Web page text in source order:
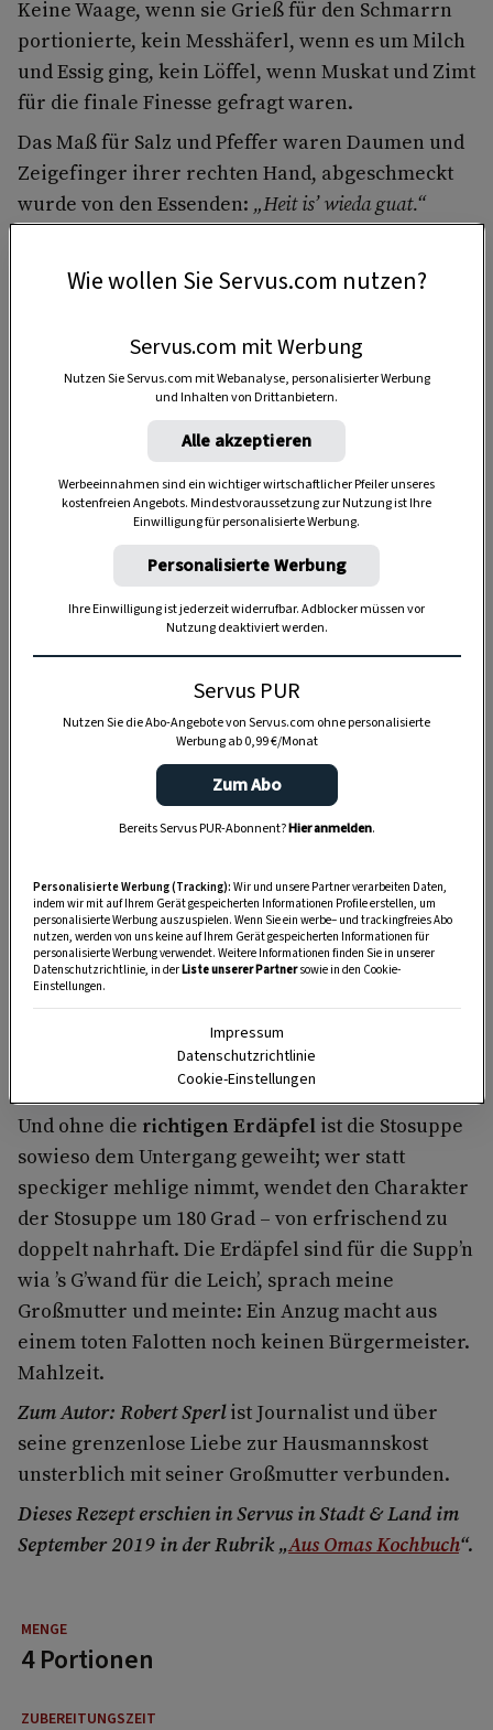
Keine Waage, wenn sie Grieß für den Schmarrn
portionierte, kein Messhäferl, wenn es um Milch
und Essig ging, kein Löffel, wenn Muskat und Zimt
für die finale Finesse gefragt waren.
Das Maß für Salz und Pfeffer waren Daumen und
Zeigefinger ihrer rechten Hand, abgeschmeckt
wurde von den Essenden: „Heit is’ wieda guat.“
Die Stosuppe: so einfach wie schwierig
Um was mitzukriegen, hieß es: Augen auf wie ein
Haftlmacher. Und weil ichGroßmutters
besonders mochte – in die konnte ich
mich eingraben –, habe ich besonders
aufgepasst, damit sie das Rezept nicht mit in den
Himmel nimmt.
Die Basis besteht aus gefühltenzwei Teilen
Wasser und einem Teil echter Rindsuppe
Dazu ein Schwung Kümmel und das Ganze
Wasser, Mehl (griffig),
rühren. Grad so viel, dass alles noch von
selber ins kochende Suppenwasser flutscht.
Mit einem Spiralbesen derart einrühren, dass
Salz, Pfeffer undsüßem Rahm abschmecken
fertig.
Meine Großmutter kontrolliert von oben: Ab und
zu gelingt mir die Suppe. Wenn nicht, darf
gejammert werden. Die saure Milch nicht auf der
Fensterbank sauer geworden. Das Schlagobers
nicht von der rahmigen Bauernmilch.
Und ohne die richtigen Erdäpfel ist die Stosuppe
sowieso dem Untergang geweiht; wer statt
speckiger mehlige nimmt, wendet den Charakter
der Stosuppe um 180 Grad – von erfrischend zu
doppelt nahrhaft. Die Erdäpfel sind für die Supp’n
wia ’s G’wand für die Leich’, sprach meine
Großmutter und meinte: Ein Anzug macht aus
einem toten Falotten noch keinen Bürgermeister.
Mahlzeit.
Zum Autor: Robert Sperlist Journalist und über
seine grenzenlose Liebe zur Hausmannskost
unsterblich mit seiner Großmutter verbunden.
Dieses Rezept erschien in Servus in Stadt & Land im
September 2019 in der Rubrik „Aus Omas Kochbuch“.
4 Portionen
Wie wollen Sie Servus.com nutzen?
Servus.com mit Werbung
Nutzen Sie Servus.com mit Webanalyse, personalisierter Werbung
und Inhalten von Drittanbietern.
Alle akzeptieren
Werbeeinnahmen sind ein wichtiger wirtschaftlicher Pfeiler unseres
kostenfreien Angebots. Mindestvoraussetzung zur Nutzung ist Ihre
Einwilligung für personalisierte Werbung.
Personalisierte Werbung
Ihre Einwilligung ist jederzeit widerrufbar. Adblocker müssen vor
Nutzung deaktiviert werden.
Servus PUR
Nutzen Sie die Abo-Angebote von Servus.com ohne personalisierte
Werbung ab 0,99 €/Monat
Zum Abo
Bereits Servus PUR-Abonnent?Hier anmelden.
Personalisierte Werbung (Tracking): Wir und unsere Partner verarbeiten Daten,
indem wir mit auf Ihrem Gerät gespeicherten Informationen Profile erstellen, um
personalisierte Werbung auszuspielen. Wenn Sie ein werbe– und trackingfreies Abo
nutzen, werden von uns keine auf Ihrem Gerät gespeicherten Informationen für
personalisierte Werbung verwendet. Weitere Informationen finden Sie in unserer
Datenschutzrichtlinie, in derListe unserer Partnersowie in den Cookie-
Einstellungen.
Impressum
Datenschutzrichtlinie
Cookie-Einstellungen